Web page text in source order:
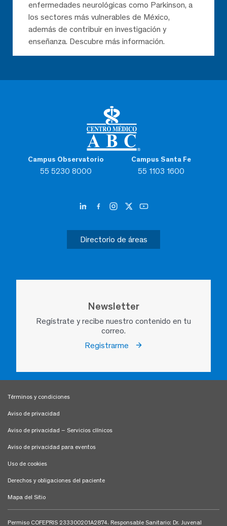
Campus Observatorio
55 5230 8000
Campus Santa Fe
55 1103 1600
Directorio de áreas
Newsletter
Regístrate y recibe nuestro contenido en tu
correo.
Registrarme
enfermedades neurológicas como Parkinson, a
los sectores más vulnerables de México,
además de contribuir en investigación y
enseñanza. Descubre más información.
Términos y condiciones
Aviso de privacidad
Aviso de privacidad – Servicios clínicos
Aviso de privacidad para eventos
Uso de cookies
Derechos y obligaciones del paciente
Mapa del Sitio
Permiso COFEPRIS 233300201A2874. Responsable Sanitario: Dr. Juvenal